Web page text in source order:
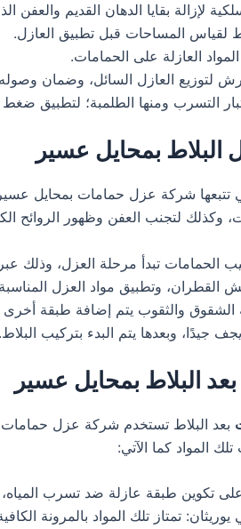
لإزالة بقايا الدهان القديم والعفن
لقياس المساحات قبل تطبيق العازل.
العازلة على الحمامات.
لتوزيع العازل السائل، وضمان
التسرب ومنها الطلمبة؛ لتطبيق
البلاط بمحايل عسير
تتبعها شركة عزل حمامات بمحايل
وكذلك لتجنب العفن وظهور الروائح
تبدأ مرحلة العزل، وذلك عبر
وتطبيق مواد العزل
الشقوق والثقوب يتم إضافة طبقة
جيدًا، وبعدها يتم البدء بتركيب البلاط.
البلاط بمحايل عسير
بعد البلاط تستخدم شركة عزل حمامات
المواد كما الآتي:
على تكوين طبقة عازلة ضد تسرب
يوريثان: تمتاز تلك المواد بالمرونة